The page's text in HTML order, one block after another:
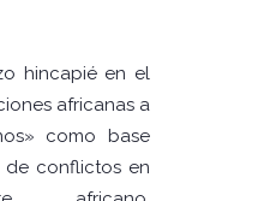
hincapié en el
africanas a
como base
de conflictos en